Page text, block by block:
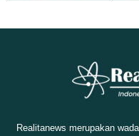
Realitanews merupakan